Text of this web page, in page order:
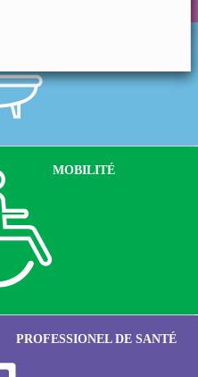
MOBILITÉ
PROFESSIONEL DE SANTÉ